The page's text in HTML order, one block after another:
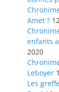
Amet ?
enfants
2020
Leboyer
Les